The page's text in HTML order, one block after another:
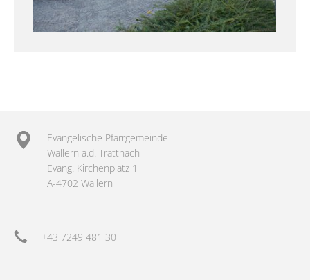
Evangelische Pfarrgemeinde
Wallern a.d. Trattnach
Evang. Kirchenplatz 1
A-4702 Wallern
+43 7249 481 30